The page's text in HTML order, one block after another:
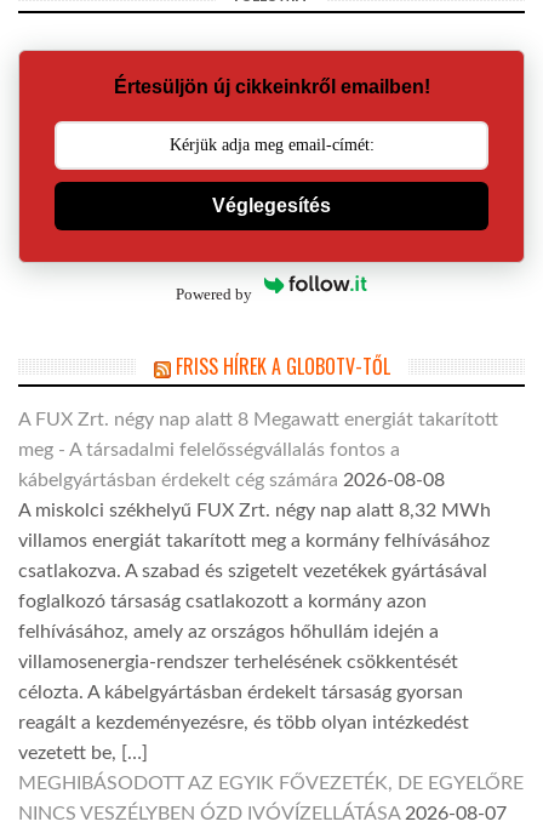
Értesüljön új cikkeinkről emailben!
Véglegesítés
Powered by
FRISS HÍREK A GLOBOTV-TŐL
A FUX Zrt. négy nap alatt 8 Megawatt energiát takarított
meg - A társadalmi felelősségvállalás fontos a
kábelgyártásban érdekelt cég számára 2026-08-08
A miskolci székhelyű FUX Zrt. négy nap alatt 8,32 MWh
villamos energiát takarított meg a kormány felhívásához
csatlakozva. A szabad és szigetelt vezetékek gyártásával
foglalkozó társaság csatlakozott a kormány azon
felhívásához, amely az országos hőhullám idején a
villamosenergia-rendszer terhelésének csökkentését
célozta. A kábelgyártásban érdekelt társaság gyorsan
reagált a kezdeményezésre, és több olyan intézkedést
vezetett be, […]
MEGHIBÁSODOTT AZ EGYIK FŐVEZETÉK, DE EGYELŐRE
NINCS VESZÉLYBEN ÓZD IVÓVÍZELLÁTÁSA 2026-08-07